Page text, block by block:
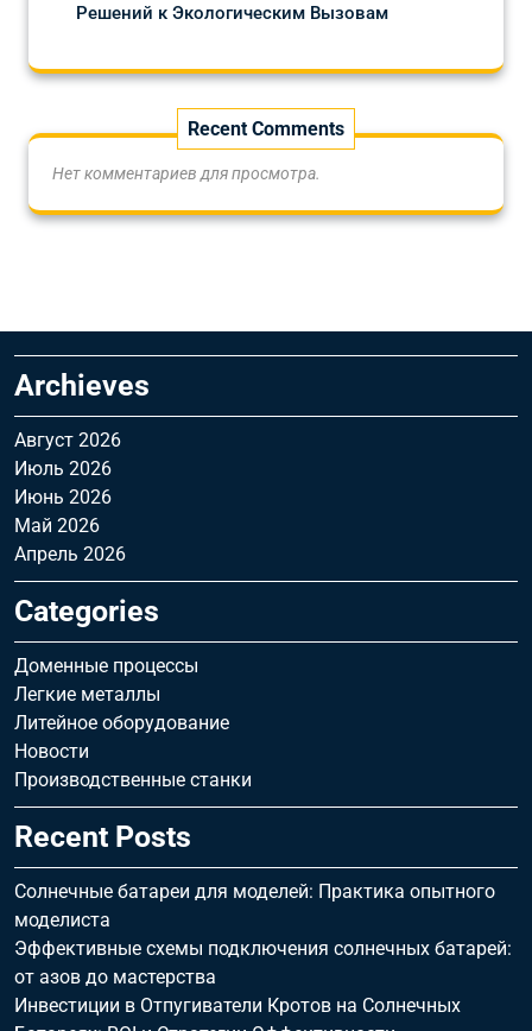
Решений к Экологическим Вызовам
Recent Comments
Нет комментариев для просмотра.
Archieves
Август 2026
Июль 2026
Июнь 2026
Май 2026
Апрель 2026
Categories
Доменные процессы
Легкие металлы
Литейное оборудование
Новости
Производственные станки
Recent Posts
Солнечные батареи для моделей: Практика опытного
моделиста
Эффективные схемы подключения солнечных батарей:
от азов до мастерства
Инвестиции в Отпугиватели Кротов на Солнечных